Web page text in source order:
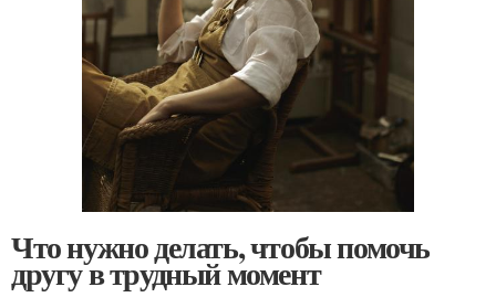
Что нужно делать, чтобы помочь
другу в трудный момент